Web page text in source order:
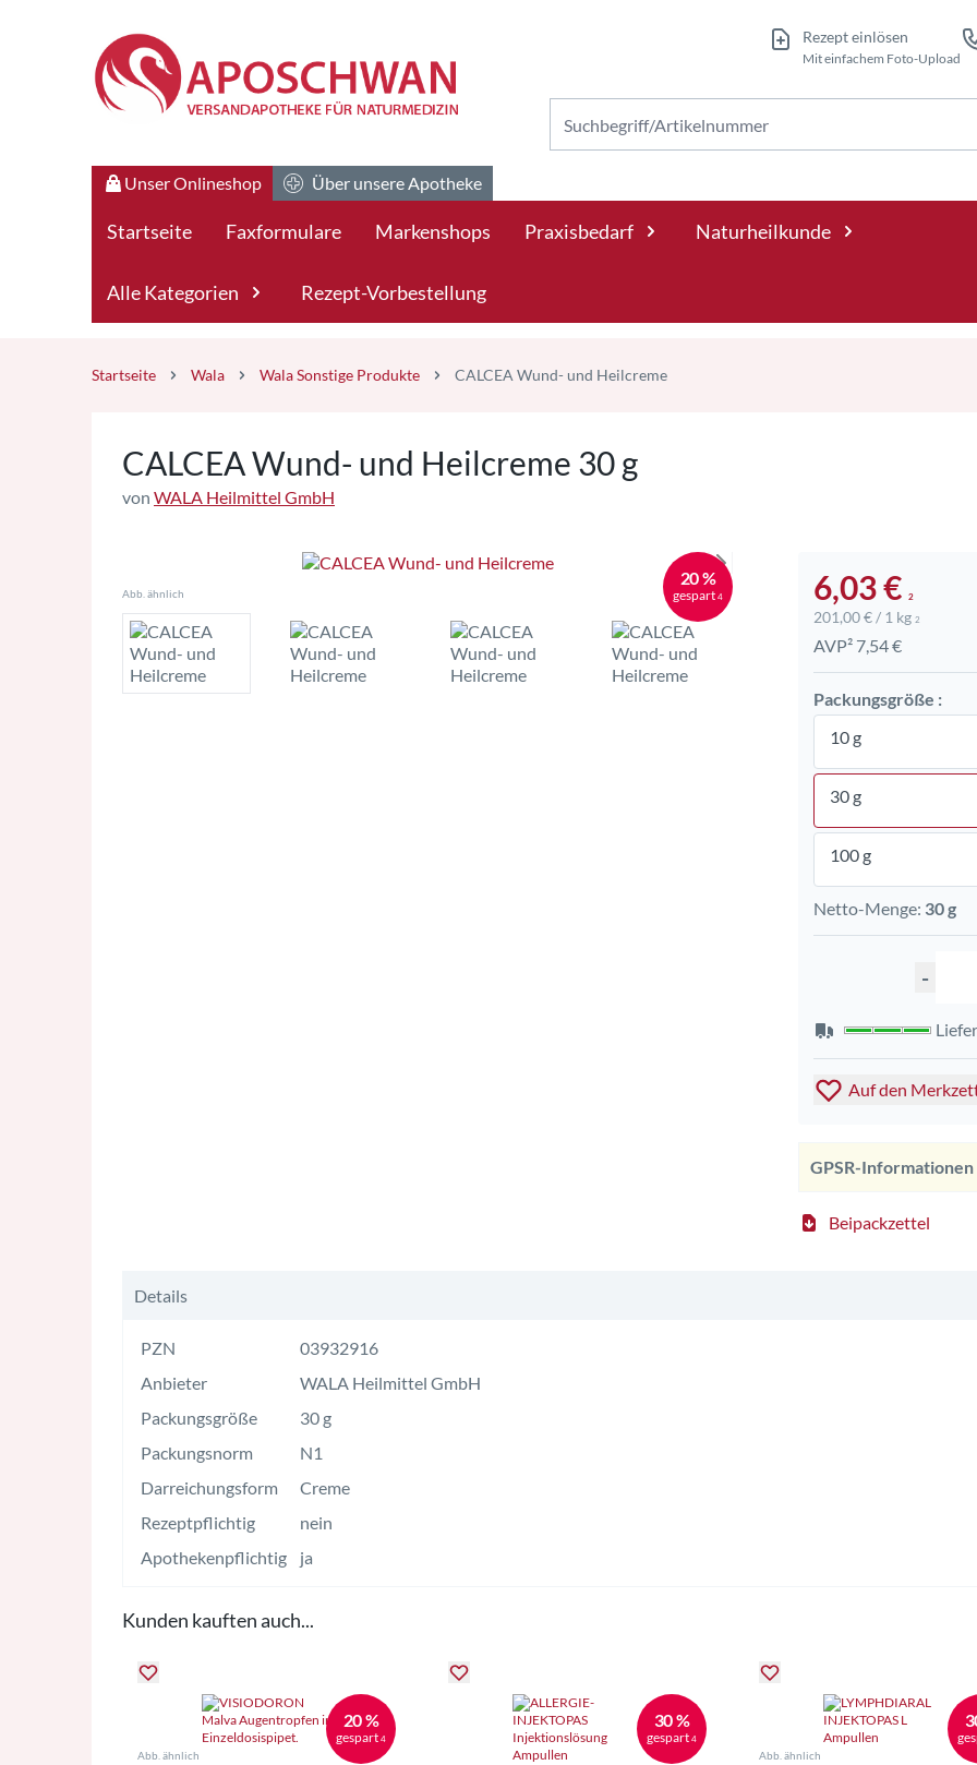
Rezept einlösen
Mit einfachem Foto-Upload
Unser Onlineshop Über unsere Apotheke
Startseite Faxformulare Markenshops Praxisbedarf Naturheilkunde
Alle Kategorien Rezept-Vorbestellung
Startseite Wala Wala Sonstige Produkte CALCEA Wund- und Heilcreme
CALCEA Wund- und Heilcreme 30 g
von WALA Heilmittel GmbH
20 %
gespart 4
Abb. ähnlich 6,03 € 2
201,00 € / 1 kg 2
AVP² 7,54 €
Packungsgröße :
10 g
30 g
100 g
Netto-Menge: 30 g
-
Auf den
GPSR-Informationen
Beipackzettel
Details
PZN
03932916
Anbieter
WALA Heilmittel GmbH
Packungsgröße
30 g
Packungsnorm
N1
Darreichungsform
Creme
Rezeptpflichtig
nein
Apothekenpflichtig
ja
Kunden kauften auch...
20 %
gespart 4
Abb. ähnlich
30 %
gespart 4
Abb. ähnlich